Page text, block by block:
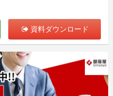
資料ダウンロード